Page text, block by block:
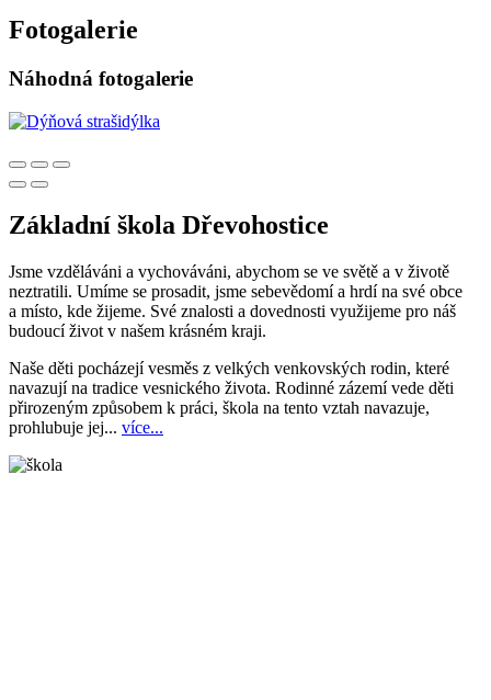
Fotogalerie
Náhodná fotogalerie
Základní škola Dřevohostice
Jsme vzděláváni a vychováváni, abychom se ve světě a v životě
neztratili. Umíme se prosadit, jsme sebevědomí a hrdí na své obce
a místo, kde žijeme. Své znalosti a dovednosti využijeme pro náš
budoucí život v našem krásném kraji.
Naše děti pocházejí vesměs z velkých venkovských rodin, které
navazují na tradice vesnického života. Rodinné zázemí vede děti
přirozeným způsobem k práci, škola na tento vztah navazuje,
prohlubuje jej... více...